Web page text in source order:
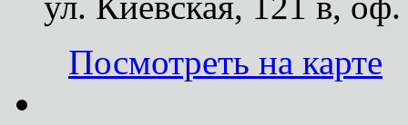
Посмотреть на карте